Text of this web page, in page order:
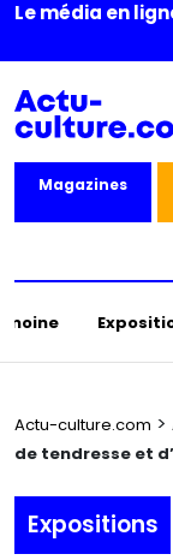
Le média en
Magazines
Actu-culture.com >
de tendresse et
Expositions